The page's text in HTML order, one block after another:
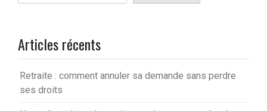
Articles récents
Retraite : comment annuler sa demande sans perdre
ses droits